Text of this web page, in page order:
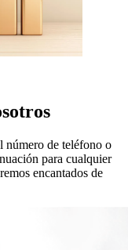
número de teléfono o
para cualquier
encantados de